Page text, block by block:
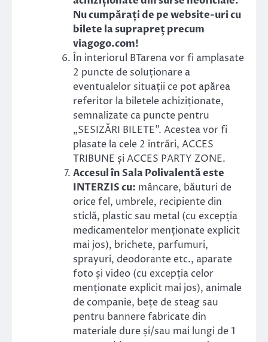
Nu cumpărați de pe website-uri cu
bilete la suprapreț precum
viagogo.com!
În interiorul BTarena vor fi amplasate
2 puncte de soluționare a
eventualelor situații ce pot apărea
referitor la biletele achiziționate,
semnalizate ca puncte pentru
„SESIZĂRI BILETE”. Acestea vor fi
plasate la cele 2 intrări, ACCES
TRIBUNE și ACCES PARTY ZONE.
Accesul în Sala Polivalentă este
INTERZIS cu: mâncare, băuturi de
orice fel, umbrele, recipiente din
sticlă, plastic sau metal (cu excepția
medicamentelor menționate explicit
mai jos), brichete, parfumuri,
sprayuri, deodorante etc., aparate
foto și video (cu excepția celor
menționate explicit mai jos), animale
de companie, bețe de steag sau
pentru bannere fabricate din
materiale dure și/sau mai lungi de 1